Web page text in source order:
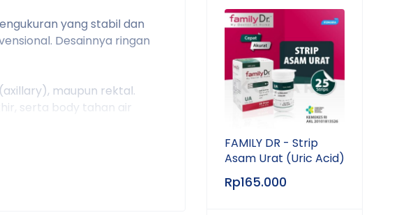
yang stabil dan
Desainnya ringan
maupun rektal.
serta body tahan air
FAMILY DR - Strip
Asam Urat (Uric Acid)
Rp165.000